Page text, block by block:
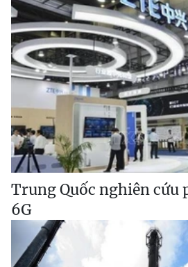
Trung Quốc nghiên cứu
6G